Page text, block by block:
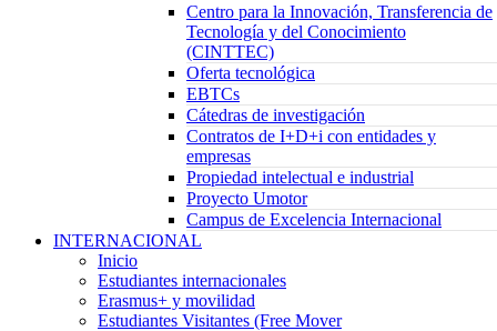
Centro para la Innovación, Transferencia de
Tecnología y del Conocimiento
(CINTTEC)
Oferta tecnológica
EBTCs
Cátedras de investigación
Contratos de I+D+i con entidades y
empresas
Propiedad intelectual e industrial
Proyecto Umotor
Campus de Excelencia Internacional
INTERNACIONAL
Inicio
Estudiantes internacionales
Erasmus+ y movilidad
Estudiantes Visitantes (Free Mover